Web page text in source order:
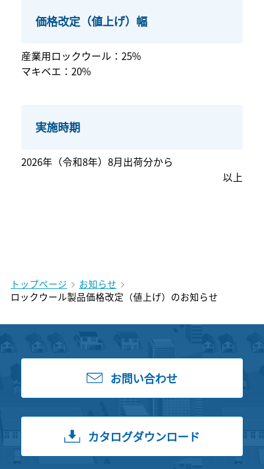
価格改定（値上げ）幅
産業用ロックウール：25%
マキベエ：20%
実施時期
2026年（令和8年）8月出荷分から
以上
トップページ
お知らせ
ロックウール製品価格改定（値上げ）のお知らせ
お問い合わせ
カタログダウンロード